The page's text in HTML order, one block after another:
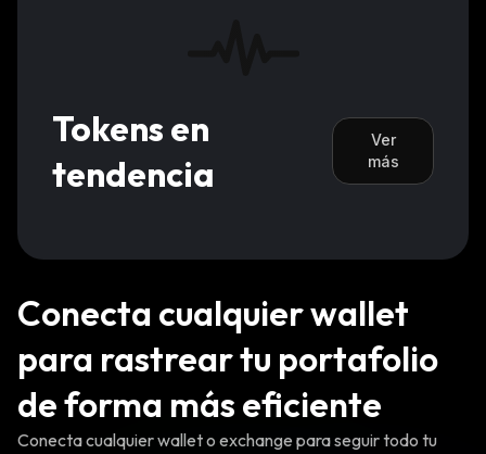
Tokens en
tendencia
Ver
más
Conecta cualquier wallet
para rastrear tu portafolio
de forma más eficiente
Conecta cualquier wallet o exchange para seguir todo tu